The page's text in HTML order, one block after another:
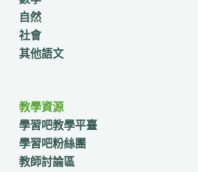
自然
社會
其他語文
教學資源
學習吧教學平臺
學習吧粉絲團
教師討論區